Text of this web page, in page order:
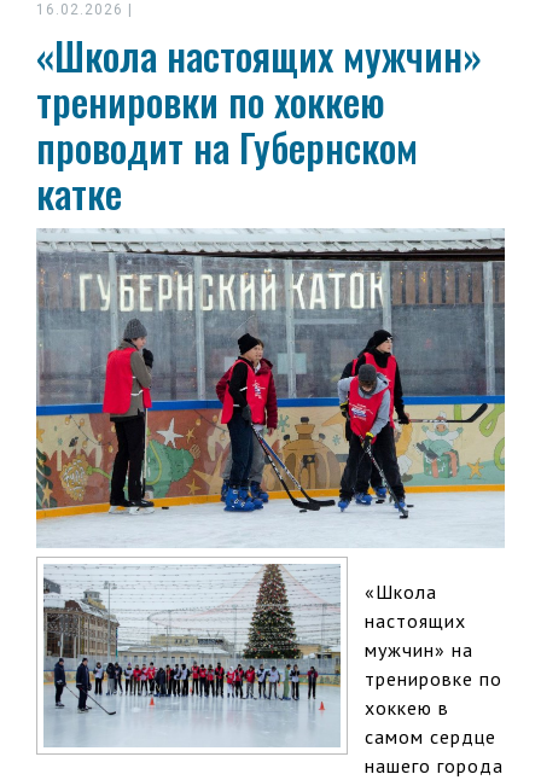
16.02.2026
«Школа настоящих мужчин»
тренировки по хоккею
проводит на Губернском
катке
«Школа
настоящих
мужчин» на
тренировке по
хоккею в
самом сердце
нашего города